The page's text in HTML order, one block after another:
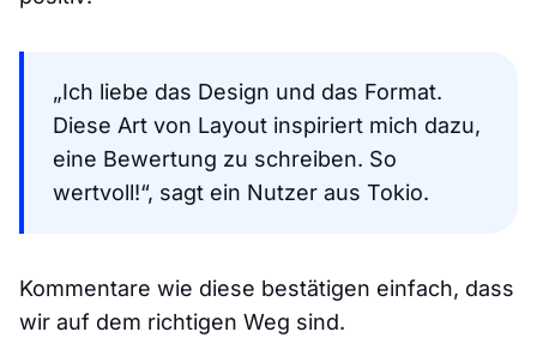
„Ich liebe das Design und das Format.
Diese Art von Layout inspiriert mich dazu,
eine Bewertung zu schreiben. So
wertvoll!“, sagt ein Nutzer aus Tokio.
Kommentare wie diese bestätigen einfach, dass
wir auf dem richtigen Weg sind.